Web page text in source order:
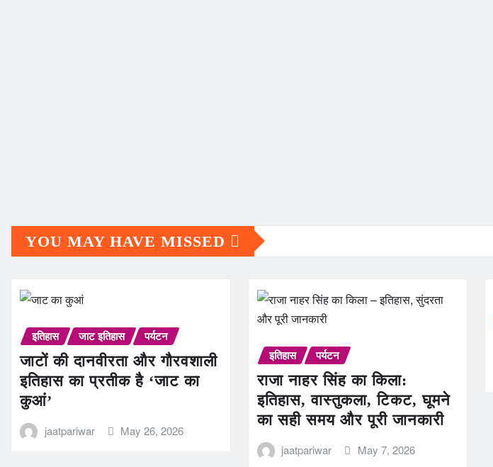
YOU MAY HAVE MISSED
इतिहास जाट इतिहास पर्यटन
जाटों की दानवीरता और गौरवशाली
इतिहास का प्रतीक है ‘जाट का
कुआं’
jaatpariwar May 26, 2026
इतिहास पर्यटन
राजा नाहर सिंह का किला:
इतिहास, वास्तुकला, टिकट, घूमने
का सही समय और पूरी जानकारी
jaatpariwar May 7, 2026